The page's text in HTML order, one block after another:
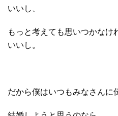
いいし、
もっと考えても思いつかなけ
いいし。
だから僕はいつもみなさんに